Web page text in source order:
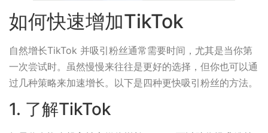
如何快速增加TikTok
自然增长TikTok 并吸引粉丝通常需要时间，尤其是当你第
一次尝试时。虽然慢慢来往往是更好的选择，但你也可以通
过几种策略来加速增长。以下是四种更快吸引粉丝的方法。
1. 了解TikTok